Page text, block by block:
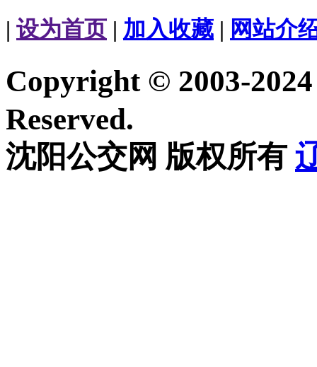
| 设为首页 | 加入收藏 | 网站介
Copyright © 2003-
Reserved.
沈阳公交网 版权所有